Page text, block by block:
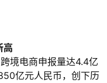
高
境电商申报量达4.4亿
亿元人民币，创下历